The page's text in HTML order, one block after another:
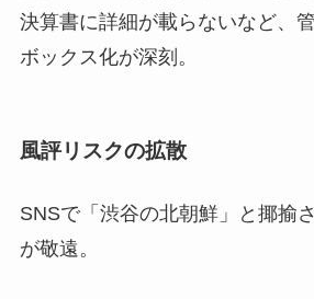
決算書に詳細が載らないなど、
ボックス化が深刻。
風評リスクの拡散
SNSで「渋谷の北朝鮮」と揶揄
が敬遠。